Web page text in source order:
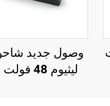
وصول جديد